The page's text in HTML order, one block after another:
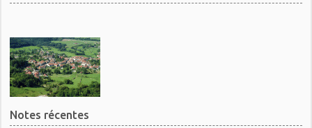
Notes récentes